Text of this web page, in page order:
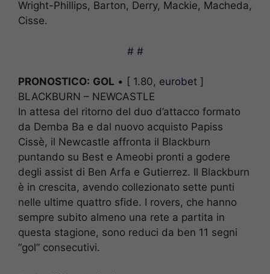
Wright-Phillips, Barton, Derry, Mackie, Macheda,
Cisse.
# #
PRONOSTICO: GOL • [ 1.80, eurobet ]
BLACKBURN – NEWCASTLE
In attesa del ritorno del duo d’attacco formato
da Demba Ba e dal nuovo acquisto Papiss
Cissè, il Newcastle affronta il Blackburn
puntando su Best e Ameobi pronti a godere
degli assist di Ben Arfa e Gutierrez. Il Blackburn
è in crescita, avendo collezionato sette punti
nelle ultime quattro sfide. I rovers, che hanno
sempre subito almeno una rete a partita in
questa stagione, sono reduci da ben 11 segni
“gol” consecutivi.